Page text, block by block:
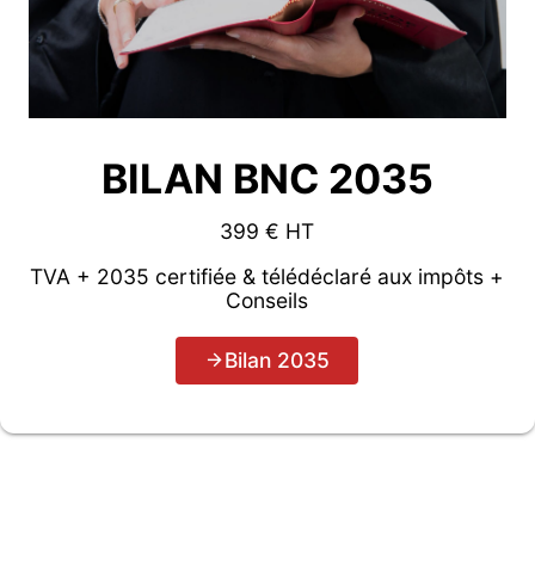
BILAN BNC 2035
399 € HT
TVA + 2035 certifiée & télédéclaré aux impôts +
Conseils
Bilan 2035